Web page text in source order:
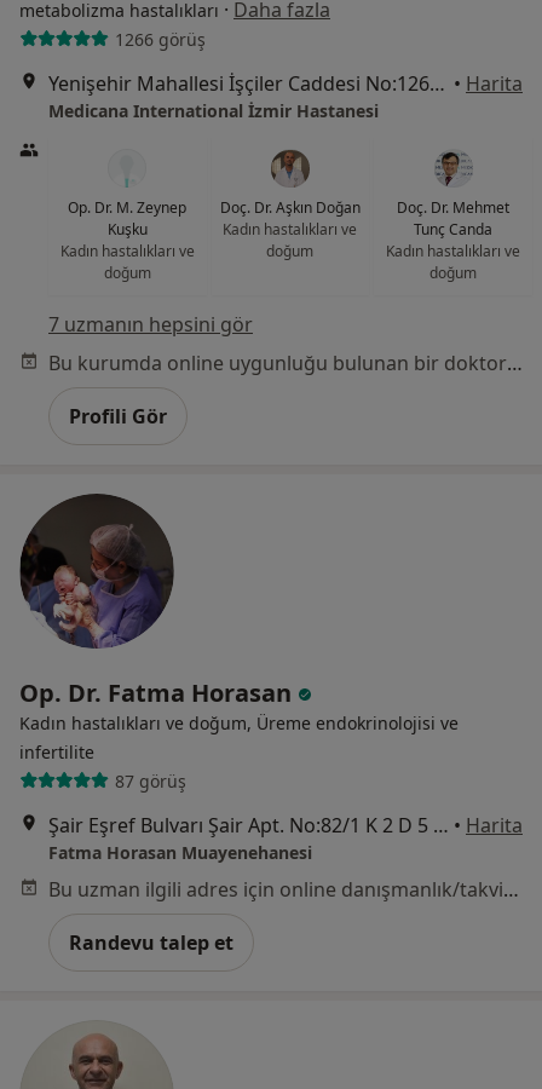
metabolizma hastalıkları · Daha fazla
1266 görüş
Yenişehir Mahallesi İşçiler Caddesi No:126, Konak • Harita
Medicana International İzmir Hastanesi
Op. Dr. M. Zeynep
Kuşku
Kadın hastalıkları ve
doğum
Doç. Dr. Aşkın Doğan
Kadın hastalıkları ve
doğum
Doç. Dr. Mehmet
Tunç Canda
Kadın hastalıkları ve
doğum
7 uzmanın hepsini gör
Bu kurumda online uygunluğu bulunan bir doktor veya uzman bulunamadı
Profili Gör
Op. Dr. Fatma Horasan
Kadın hastalıkları ve doğum, Üreme endokrinolojisi ve
i̇nfertilite
87 görüş
Şair Eşref Bulvarı Şair Apt. No:82/1 K 2 D 5 Alsancak, İzmir • Harita
Fatma Horasan Muayenehanesi
Bu uzman ilgili adres için online danışmanlık/takvim sunmuyor.
Randevu talep et